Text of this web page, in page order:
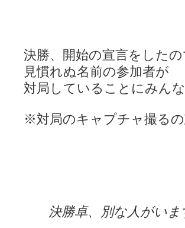
決勝、開始の宣言をしたの
見慣れぬ名前の参加者が
対局していることにみんな
※対局のキャプチャ撮る
決勝卓、別な人がいま